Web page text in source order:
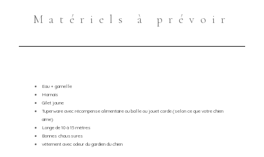
Matériels à prévoir
Eau + gamelle
Harnais
Gilet jaune
Tuperware avec récompense alimentaire ou balle ou jouet corde (selon ce que votre chien
aime)
Longe de 10 à 15 mètres
Bonnes chaussures
vêtement avec odeur du gardien du chien